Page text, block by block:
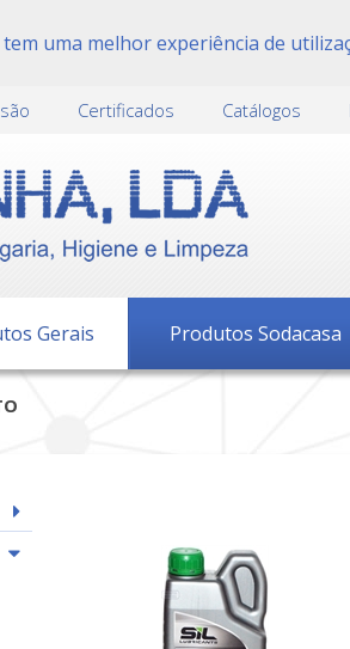
uma melhor experiência de
Certificados Catálogos
Gerais Produtos Sodacasa